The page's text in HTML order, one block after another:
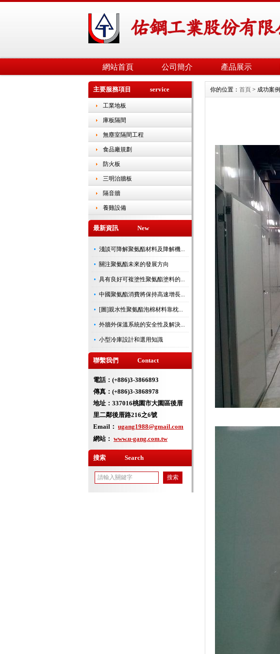
網站首頁 公司簡介 產品展示
主要服務項目 service
工業地板
庫板隔間
無塵室隔間工程
食品廠規劃
防火板
三明治牆板
隔音牆
養雞設備
最新資訊 New
淺談可降解聚氨酯材料及降解機...
關注聚氨酯未來的發展方向
具有良好可複塗性聚氨酯塗料的...
中國聚氨酯消費將保持高速增長...
[圖]親水性聚氨酯泡棉材料靠枕...
外牆外保溫系統的安全性及解決...
小型冷庫設計和選用知識
聯繫我們 Contact
電話：(+886)3-3866893
傳真：(+886)3-3868978
地址： 337016桃園市大園區後厝
里二鄰後厝路216之6號
Email： ugang1988@gmail.com
網站： www.u-gang.com.tw
搜索 Search
你的位置： 首頁 > 成功案例